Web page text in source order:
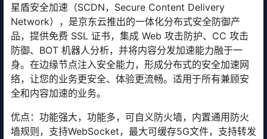
星盾安全加速（SCDN，Secure Content Delivery
Network），是京东云推出的一体化分布式安全防御产
品，提供免费 SSL 证书，集成 Web 攻击防护、CC 攻击
防御、BOT 机器人分析，并将内容分发加速能力融于一
身。在边缘节点注入安全能力，形成分布式的安全加速网
络，让您的业务更安全、体验更流畅。适用于所有兼顾安
全和内容加速的业务。
优点：功能强大，功能多，可自义防火墙，内置通用防火
墙规则，支持WebSocket，最大可缓存5G文件，支持转发